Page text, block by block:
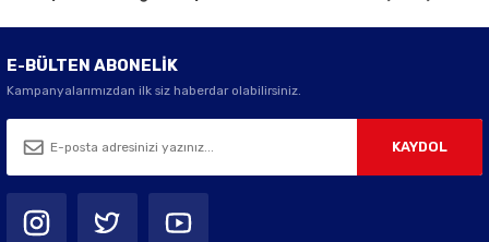
E-BÜLTEN ABONELİK
Kampanyalarımızdan ilk siz haberdar olabilirsiniz.
KAYDOL